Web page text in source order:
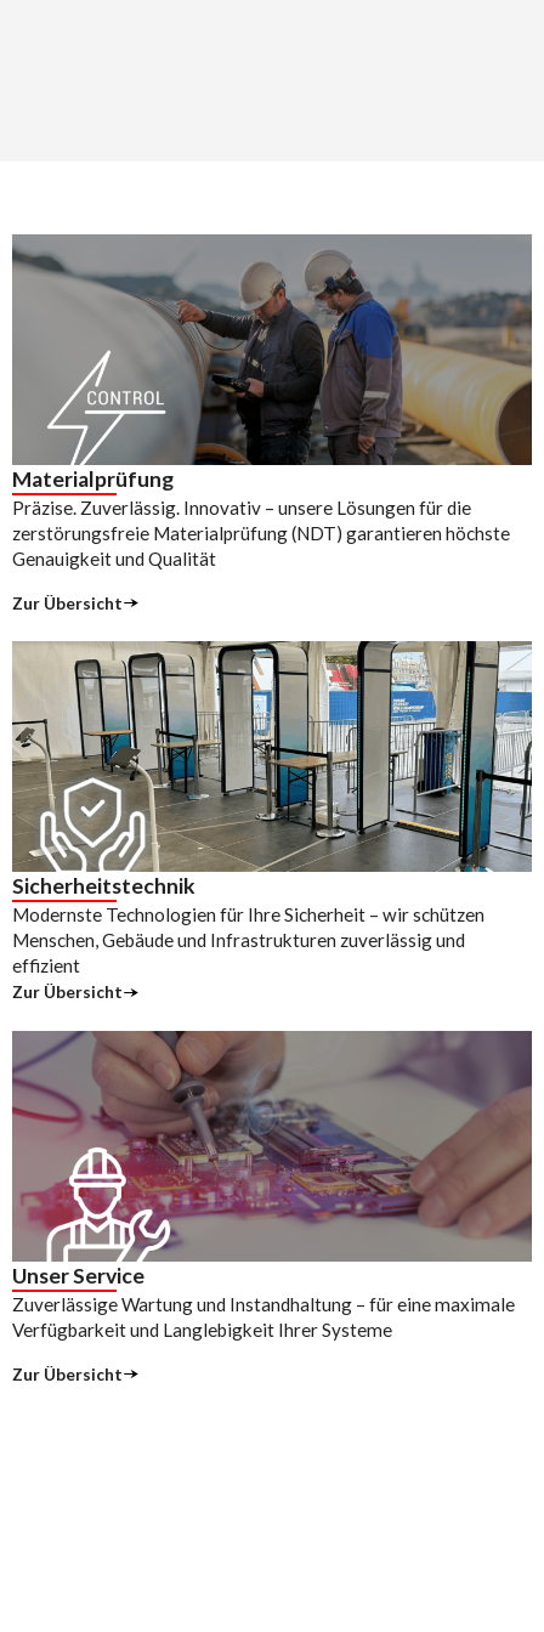
Materialprüfung
Präzise. Zuverlässig. Innovativ – unsere Lösungen für die
zerstörungsfreie Materialprüfung (NDT) garantieren höchste
Genauigkeit und Qualität
Zur Übersicht
Sicherheitstechnik
Modernste Technologien für Ihre Sicherheit – wir schützen
Menschen, Gebäude und Infrastrukturen zuverlässig und
effizient
Zur Übersicht
Unser Service
Zuverlässige Wartung und Instandhaltung – für eine maximale
Verfügbarkeit und Langlebigkeit Ihrer Systeme
Zur Übersicht